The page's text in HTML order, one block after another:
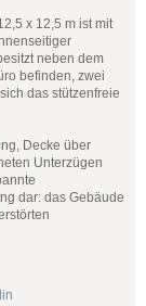
x 12,5 m ist mit
neben dem
befinden, zwei
das stützenfreie
Decke über
Unterzügen
dar: das Gebäude